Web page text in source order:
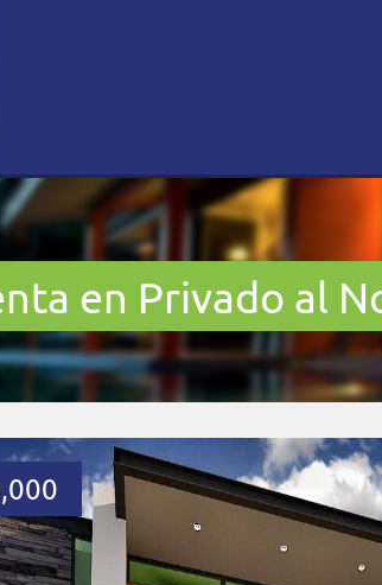
en Privado al